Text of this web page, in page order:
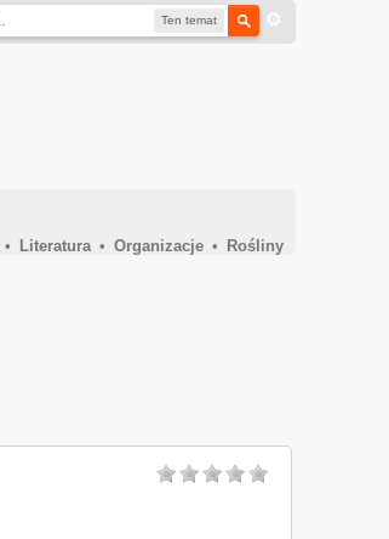
Ten temat
• Literatura • Organizacje •
Rośliny